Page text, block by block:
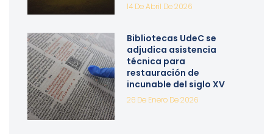
14 De Abril De 2026
Bibliotecas UdeC se
adjudica asistencia
técnica para
restauración de
incunable del siglo XV
26 De Enero De 2026